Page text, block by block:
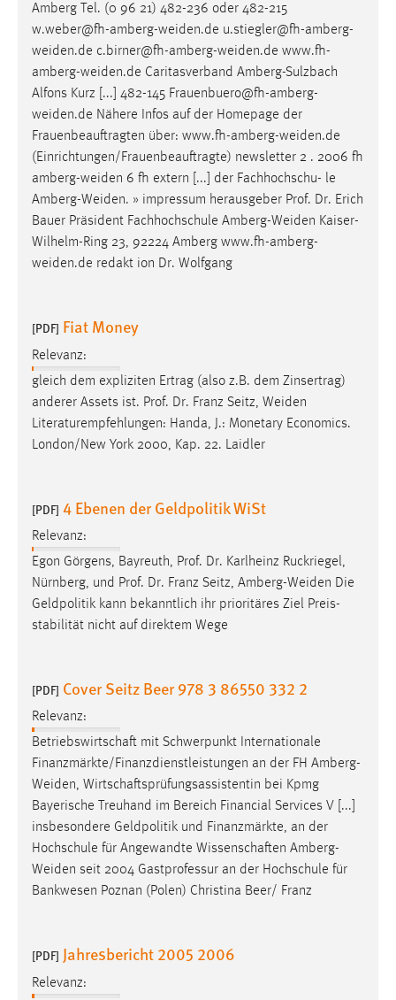
Amberg Tel. (0 96 21) 482-236 oder 482-215
w.weber@fh-amberg-weiden.de u.stiegler@fh-amberg-
weiden.de c.birner@fh-amberg-weiden.de www.fh-
amberg-weiden.de Caritasverband Amberg-Sulzbach
Alfons Kurz [...] 482-145 Frauenbuero@fh-amberg-
weiden.de Nähere Infos auf der Homepage der
Frauenbeauftragten über: www.fh-amberg-weiden.de
(Einrichtungen/Frauenbeauftragte) newsletter 2 . 2006 fh
amberg-weiden 6 fh extern [...] der Fachhochschu- le
Amberg-Weiden. » impressum herausgeber Prof. Dr. Erich
Bauer Präsident Fachhochschule Amberg-Weiden Kaiser-
Wilhelm-Ring 23, 92224 Amberg www.fh-amberg-
weiden.de redakt ion Dr. Wolfgang
[PDF] Fiat Money
Relevanz:
gleich dem expliziten Ertrag (also z.B. dem Zinsertrag)
anderer Assets ist. Prof. Dr. Franz Seitz, Weiden
Literaturempfehlungen: Handa, J.: Monetary Economics.
London/New York 2000, Kap. 22. Laidler
[PDF] 4 Ebenen der Geldpolitik WiSt
Relevanz:
Egon Görgens, Bayreuth, Prof. Dr. Karlheinz Ruckriegel,
Nürnberg, und Prof. Dr. Franz Seitz, Amberg-Weiden Die
Geldpolitik kann bekanntlich ihr prioritäres Ziel Preis-
stabilität nicht auf direktem Wege
[PDF] Cover Seitz Beer 978 3 86550 332 2
Relevanz:
Betriebswirtschaft mit Schwerpunkt Internationale
Finanzmärkte/Finanzdienstleistungen an der FH Amberg-
Weiden, Wirtschaftsprüfungsassistentin bei Kpmg
Bayerische Treuhand im Bereich Financial Services V [...]
insbesondere Geldpolitik und Finanzmärkte, an der
Hochschule für Angewandte Wissenschaften Amberg-
Weiden seit 2004 Gastprofessur an der Hochschule für
Bankwesen Poznan (Polen) Christina Beer/ Franz
[PDF] Jahresbericht 2005 2006
Relevanz: